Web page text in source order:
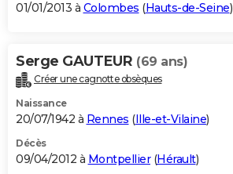
01/01/2013 à Colombes (Hauts-de-Seine)
Serge GAUTEUR (69 ans)
Créer une cagnotte obsèques
Naissance
20/07/1942 à Rennes (Ille-et-Vilaine)
Décès
09/04/2012 à Montpellier(Hérault)